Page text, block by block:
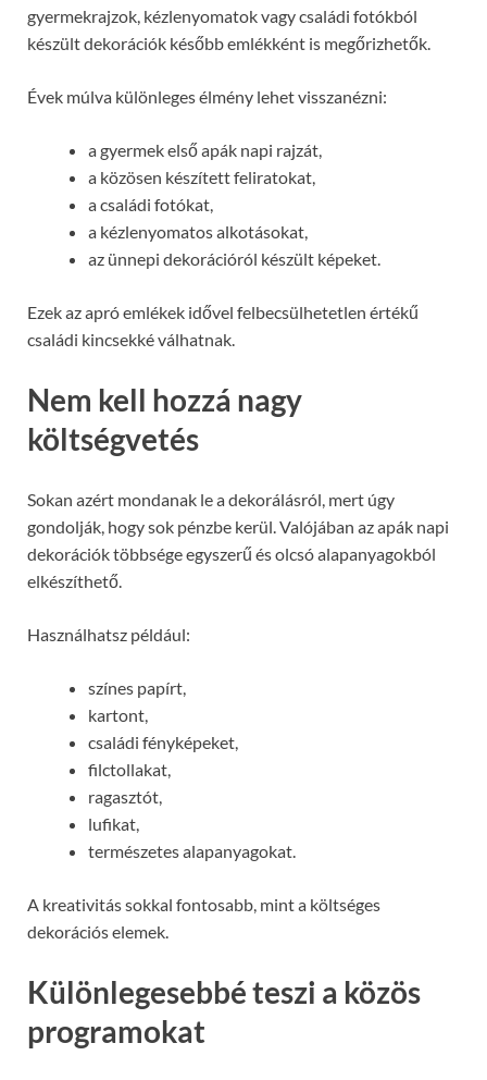
gyermekrajzok, kézlenyomatok vagy családi fotókból
készült dekorációk később emlékként is megőrizhetők.
Évek múlva különleges élmény lehet visszanézni:
a gyermek első apák napi rajzát,
a közösen készített feliratokat,
a családi fotókat,
a kézlenyomatos alkotásokat,
az ünnepi dekorációról készült képeket.
Ezek az apró emlékek idővel felbecsülhetetlen értékű
családi kincsekké válhatnak.
Nem kell hozzá nagy
költségvetés
Sokan azért mondanak le a dekorálásról, mert úgy
gondolják, hogy sok pénzbe kerül. Valójában az apák napi
dekorációk többsége egyszerű és olcsó alapanyagokból
elkészíthető.
Használhatsz például:
színes papírt,
kartont,
családi fényképeket,
filctollakat,
ragasztót,
lufikat,
természetes alapanyagokat.
A kreativitás sokkal fontosabb, mint a költséges
dekorációs elemek.
Különlegesebbé teszi a közös
programokat